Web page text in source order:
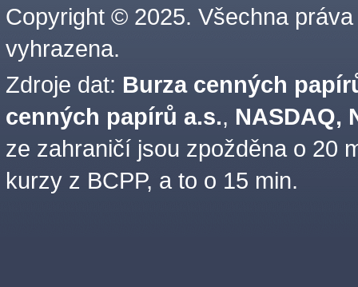
Copyright © 2025. Všechna práva
vyhrazena.
Zdroje dat: Burza cenných
cenných papírů a.s., NASDAQ,
ze zahraničí jsou zpožděna o 20
kurzy z BCPP, a to o 15 min.